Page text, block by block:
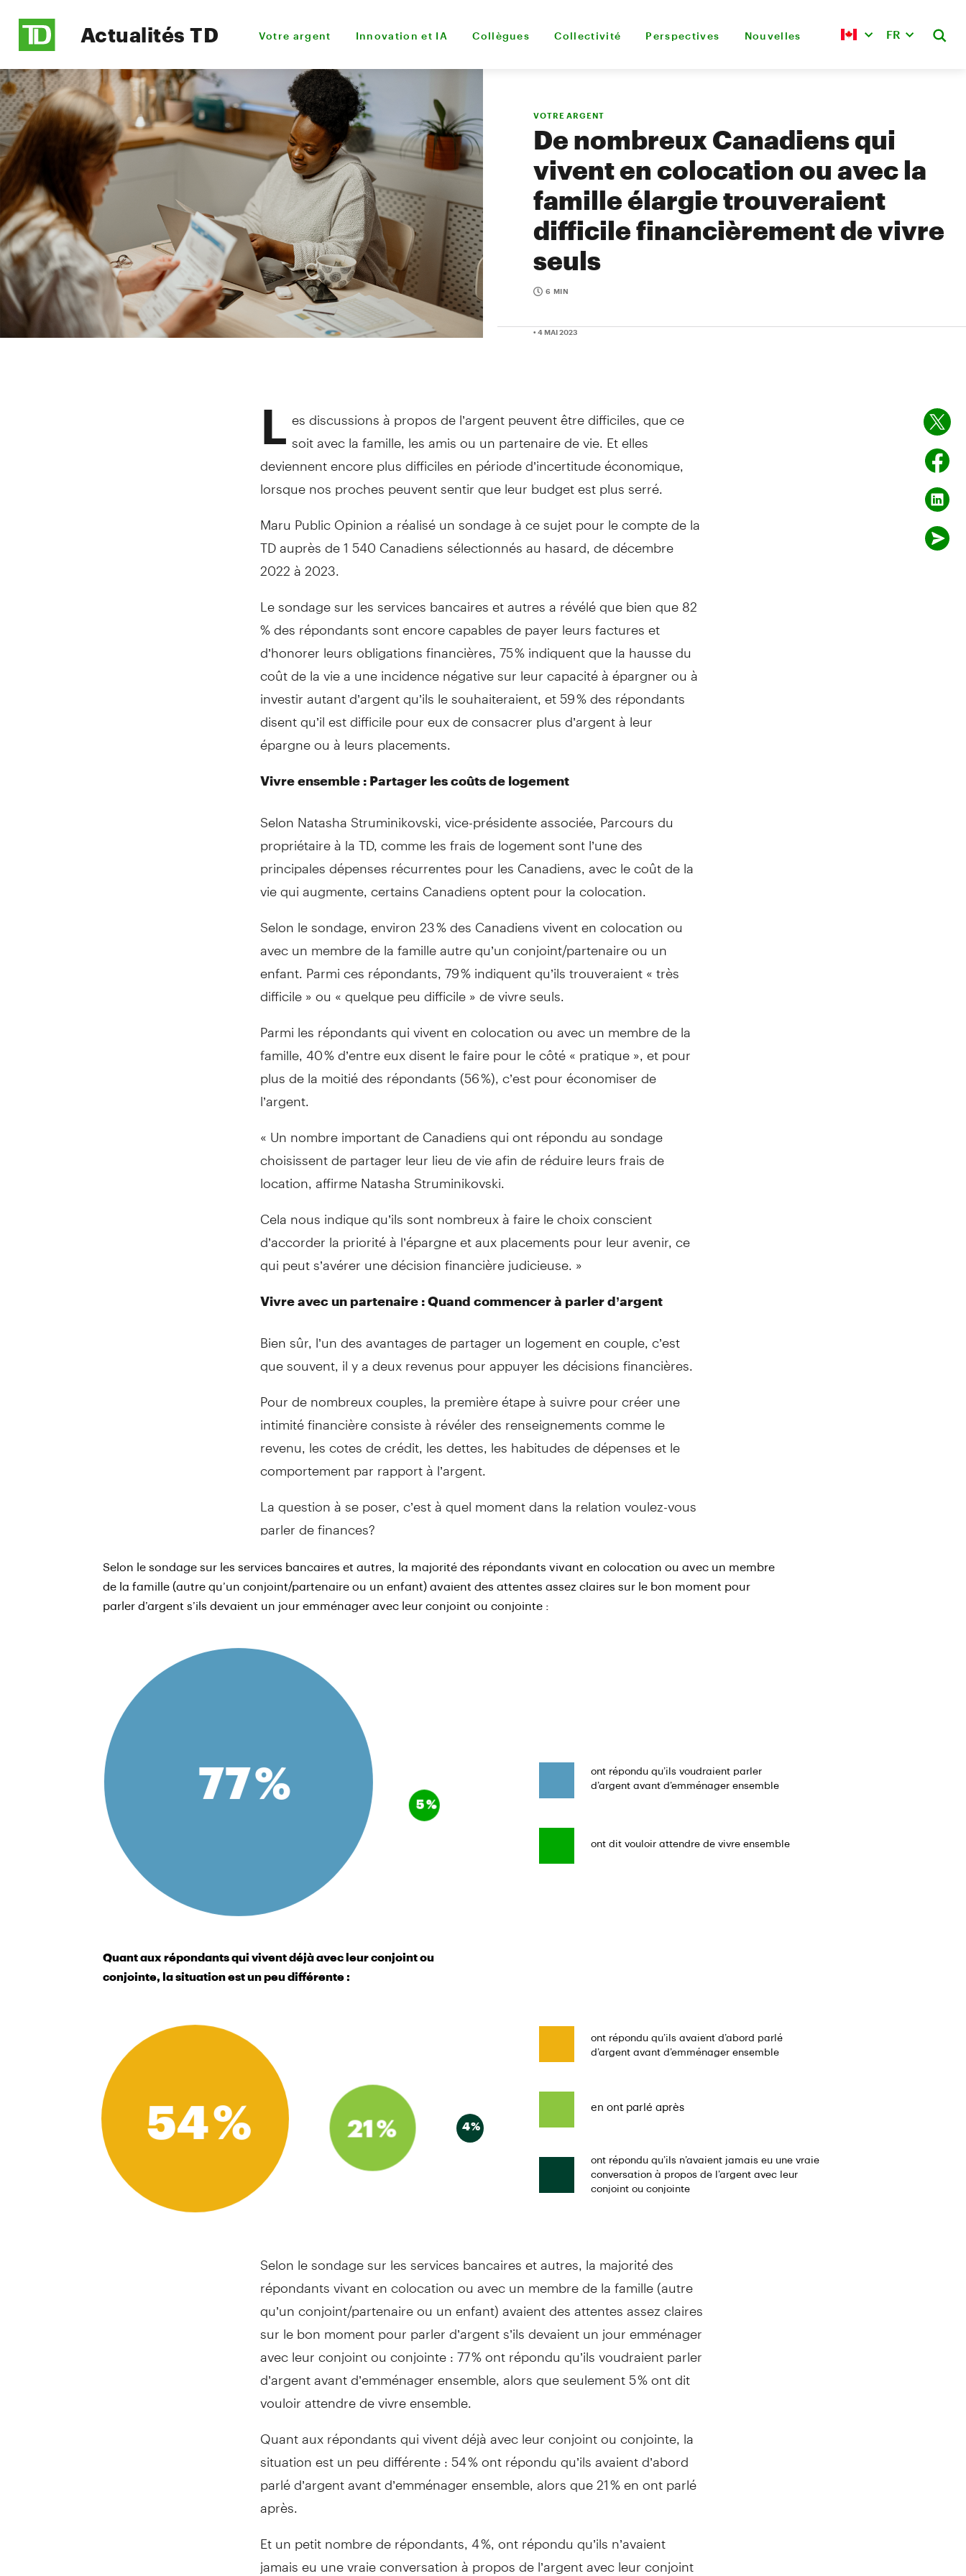
Actualités TD Votre argent Innovation et IA Collègues Collectivité Perspectives Nouvelles FR
VOTRE ARGENT
De nombreux Canadiens qui
vivent en colocation ou avec la
famille élargie trouveraient
difficile financièrement de vivre
seuls
6 MIN
• 4 MAI 2023
L es discussions à propos de l’argent peuvent être difficiles, que ce
soit avec la famille, les amis ou un partenaire de vie. Et elles
deviennent encore plus difficiles en période d’incertitude économique,
lorsque nos proches peuvent sentir que leur budget est plus serré.
Maru Public Opinion a réalisé un sondage à ce sujet pour le compte de la
TD auprès de 1 540 Canadiens sélectionnés au hasard, de décembre
2022 à 2023.
Le sondage sur les services bancaires et autres a révélé que bien que 82
% des répondants sont encore capables de payer leurs factures et
d’honorer leurs obligations financières, 75 % indiquent que la hausse du
coût de la vie a une incidence négative sur leur capacité à épargner ou à
investir autant d’argent qu’ils le souhaiteraient, et 59 % des répondants
disent qu’il est difficile pour eux de consacrer plus d’argent à leur
épargne ou à leurs placements.
Vivre ensemble : Partager les coûts de logement
Selon Natasha Struminikovski, vice-présidente associée, Parcours du
propriétaire à la TD, comme les frais de logement sont l’une des
principales dépenses récurrentes pour les Canadiens, avec le coût de la
vie qui augmente, certains Canadiens optent pour la colocation.
Selon le sondage, environ 23 % des Canadiens vivent en colocation ou
avec un membre de la famille autre qu’un conjoint/partenaire ou un
enfant. Parmi ces répondants, 79 % indiquent qu’ils trouveraient « très
difficile » ou « quelque peu difficile » de vivre seuls.
Parmi les répondants qui vivent en colocation ou avec un membre de la
famille, 40 % d’entre eux disent le faire pour le côté « pratique », et pour
plus de la moitié des répondants (56 %), c’est pour économiser de
l’argent.
« Un nombre important de Canadiens qui ont répondu au sondage
choisissent de partager leur lieu de vie afin de réduire leurs frais de
location, affirme Natasha Struminikovski.
Cela nous indique qu’ils sont nombreux à faire le choix conscient
d’accorder la priorité à l’épargne et aux placements pour leur avenir, ce
qui peut s’avérer une décision financière judicieuse. »
Vivre avec un partenaire : Quand commencer à parler d’argent
Bien sûr, l’un des avantages de partager un logement en couple, c’est
que souvent, il y a deux revenus pour appuyer les décisions financières.
Pour de nombreux couples, la première étape à suivre pour créer une
intimité financière consiste à révéler des renseignements comme le
revenu, les cotes de crédit, les dettes, les habitudes de dépenses et le
comportement par rapport à l’argent.
La question à se poser, c’est à quel moment dans la relation voulez-vous
parler de finances?
Selon le sondage sur les services bancaires et autres, la majorité des
répondants vivant en colocation ou avec un membre de la famille (autre
qu’un conjoint/partenaire ou un enfant) avaient des attentes assez claires
sur le bon moment pour parler d’argent s’ils devaient un jour emménager
avec leur conjoint ou conjointe : 77 % ont répondu qu’ils voudraient parler
d’argent avant d’emménager ensemble, alors que seulement 5 % ont dit
vouloir attendre de vivre ensemble.
Quant aux répondants qui vivent déjà avec leur conjoint ou conjointe, la
situation est un peu différente : 54 % ont répondu qu’ils avaient d’abord
parlé d’argent avant d’emménager ensemble, alors que 21 % en ont parlé
après.
Et un petit nombre de répondants, 4 %, ont répondu qu’ils n’avaient
jamais eu une vraie conversation à propos de l’argent avec leur conjoint